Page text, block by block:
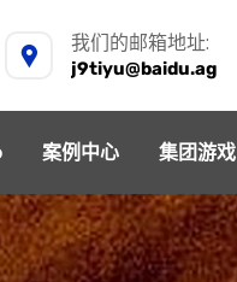
我们的邮箱地址:
j9tiyu@baidu.ag
案例中心 集团游戏